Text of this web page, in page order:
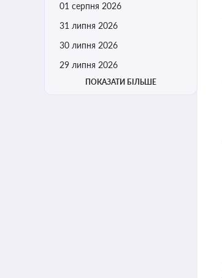
01 серпня 2026
31 липня 2026
30 липня 2026
29 липня 2026
ПОКАЗАТИ БІЛЬШЕ